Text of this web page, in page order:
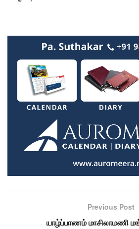
Previous Post
யாழ்ப்பாணம் மாசிலாமணி